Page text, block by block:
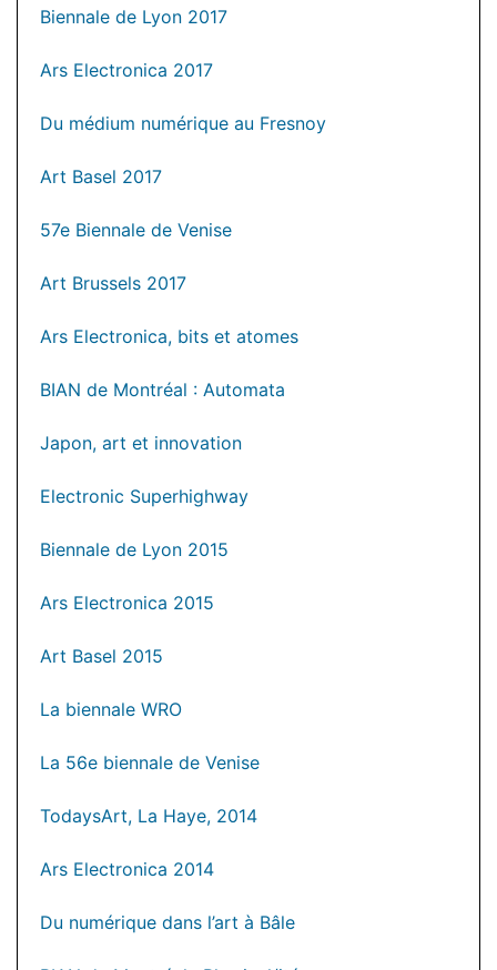
Biennale de Lyon 2017
Ars Electronica 2017
Du médium numérique au Fresnoy
Art Basel 2017
57e Biennale de Venise
Art Brussels 2017
Ars Electronica, bits et atomes
BIAN de Montréal : Automata
Japon, art et innovation
Electronic Superhighway
Biennale de Lyon 2015
Ars Electronica 2015
Art Basel 2015
La biennale WRO
La 56e biennale de Venise
TodaysArt, La Haye, 2014
Ars Electronica 2014
Du numérique dans l’art à Bâle